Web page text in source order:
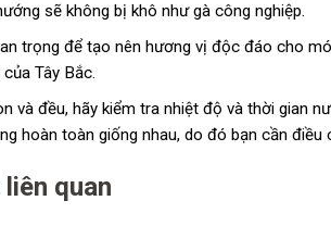
sẽ không bị khô như gà công nghiệp.
trọng để tạo nên hương vị độc đáo cho
Tây Bắc.
và đều, hãy kiểm tra nhiệt độ và thời gian
hoàn toàn giống nhau, do đó bạn cần điều
quan